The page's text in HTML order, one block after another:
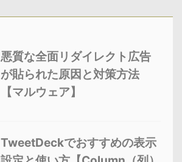
悪質な全面リダイレクト広告
が貼られた原因と対策方法
【マルウェア】
TweetDeckでおすすめの表示